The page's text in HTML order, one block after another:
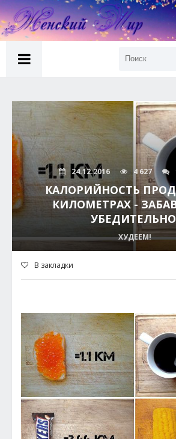
24.12.2016 4 627
КАЛОРИЙНОСТЬ
КИЛОМЕТРАХ -
ХУДЕЕМ!
В закладки